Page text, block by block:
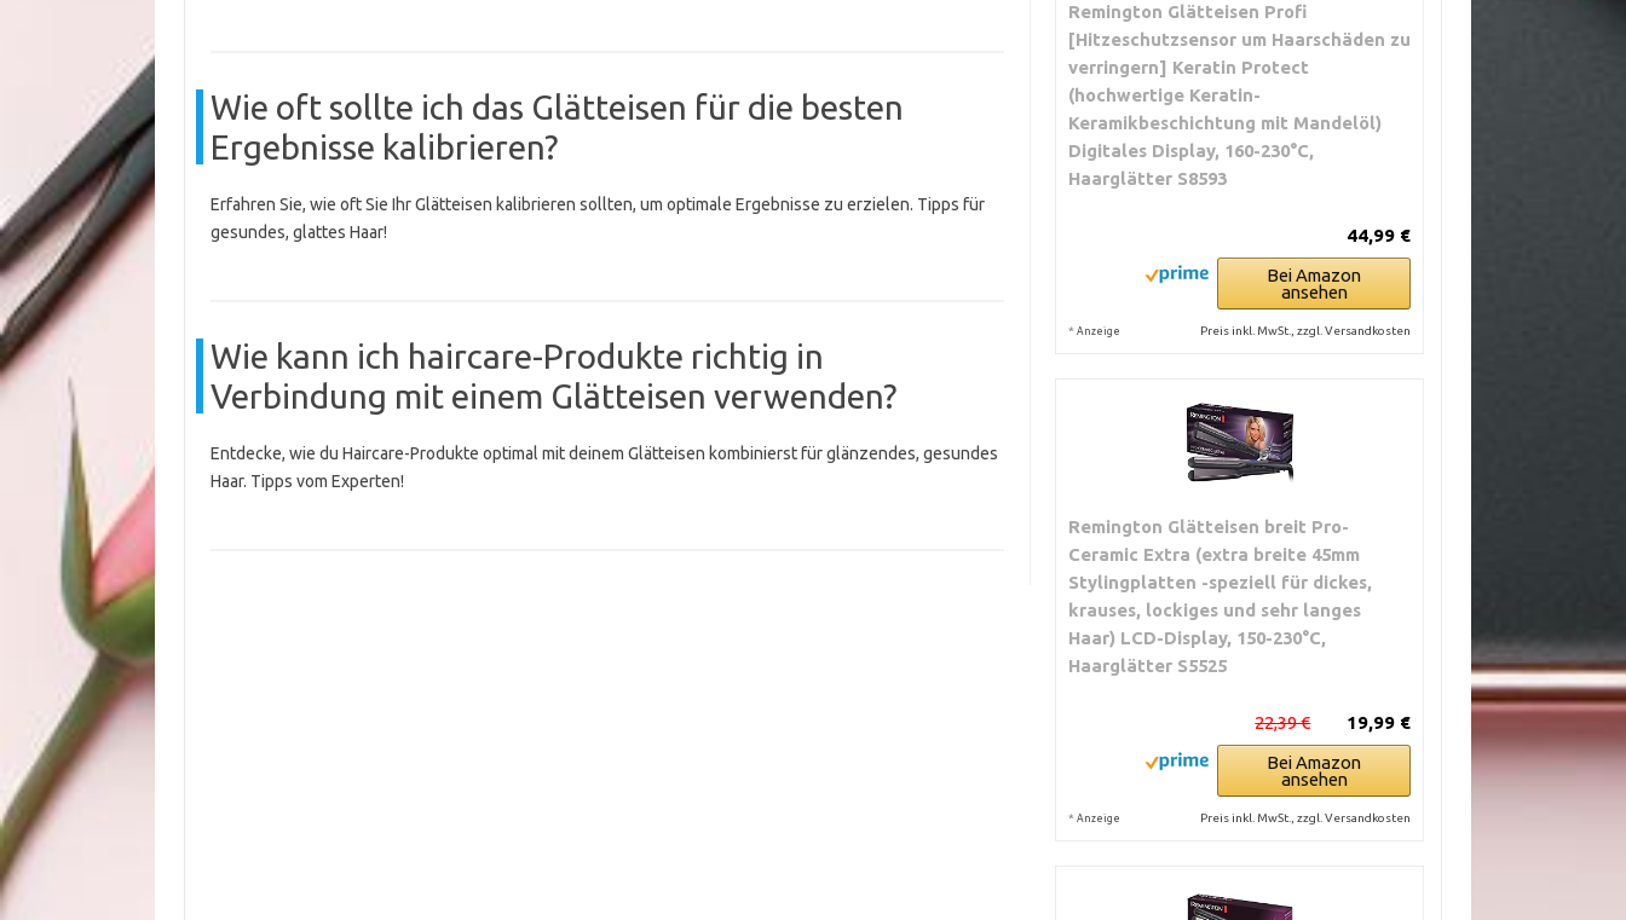
Wie oft sollte ich das Glätteisen für die besten
Ergebnisse kalibrieren?
Erfahren Sie, wie oft Sie Ihr Glätteisen kalibrieren sollten, um optimale Ergebnisse zu erzielen. Tipps für
gesundes, glattes Haar!
Wie kann ich haircare-Produkte richtig in
Verbindung mit einem Glätteisen verwenden?
Entdecke, wie du Haircare-Produkte optimal mit deinem Glätteisen kombinierst für glänzendes, gesundes
Haar. Tipps vom Experten!
Remington Glätteisen Profi
[Hitzeschutzsensor um Haarschäden zu
verringern] Keratin Protect
(hochwertige Keratin-
Keramikbeschichtung mit Mandelöl)
Digitales Display, 160-230°C,
Haarglätter S8593
44,99 €
Bei Amazon
ansehen
* Anzeige Preis inkl. MwSt., zzgl. Versandkosten
Remington Glätteisen breit Pro-
Ceramic Extra (extra breite 45mm
Stylingplatten -speziell für dickes,
krauses, lockiges und sehr langes
Haar) LCD-Display, 150-230°C,
Haarglätter S5525
19,99 €
22,39 €
Bei Amazon
ansehen
* Anzeige Preis inkl. MwSt., zzgl. Versandkosten